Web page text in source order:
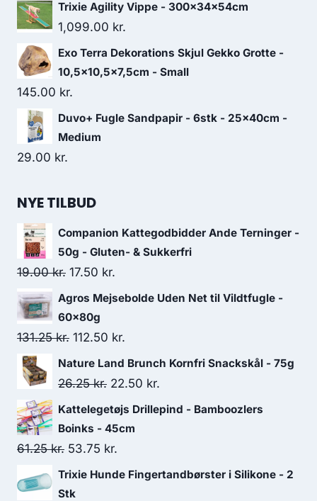
pris
18.75 kr..
pris
17.50 kr..
Trixie Agility Vippe - 300x34x54cm
1,099.00 kr.
Exo Terra Dekorations Skjul Gekko Grotte -
10,5x10,5x7,5cm - Small
145.00 kr.
Duvo+ Fugle Sandpapir - 6stk - 25x40cm -
Medium
29.00 kr.
NYE TILBUD
Companion Kattegodbidder Ande Terninger -
50g - Gluten- & Sukkerfri
19.00kr. Den
oprindelige
pris
var:
19.00 kr..
17.50 kr.
aktuelle
er:
17.50 kr..
Agros Mejsebolde Uden Net til Vildtfugle -
60x80g
131.25kr. Den
oprindelige
pris
131.25 kr..
112.50 kr.
aktuelle
pris
Nature Land Brunch Kornfri Snackskål - 75g
26.25kr. Den
oprindelige
pris
var:
26.25 kr..
22.50 kr.
aktuelle
22.50 kr..
Kattelegetøjs Drillepind - Bamboozlers
Boinks - 45cm
61.25kr. Den
oprindelige
pris
53.75 kr.
aktuelle
Trixie Hunde Fingertandbørster i Silikone - 2
Stk